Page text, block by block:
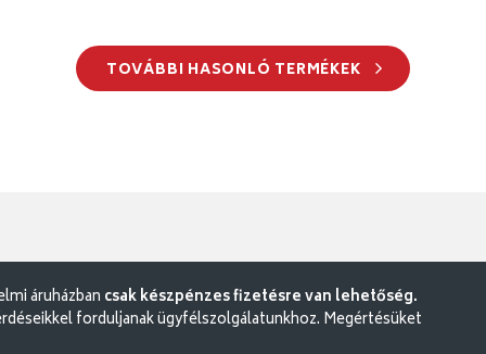
TOVÁBBI HASONLÓ TERMÉKEK
áruházban csak készpénzes fizetésre van lehetőség.
forduljanak ügyfélszolgálatunkhoz. Megértésüket